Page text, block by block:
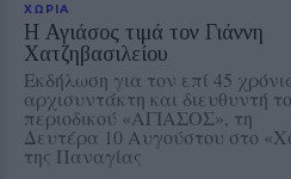
ΧΩΡΙΑ
Η Αγιάσος τιμά τον Γιάννη
Χατζηβασιλείου
Εκδήλωση για τον επί 45
αρχισυντάκτη και διευθυντή
περιοδικού «ΑΓΙΑΣΟΣ», τη
Δευτέρα 10 Αυγούστου στο
της Παναγίας